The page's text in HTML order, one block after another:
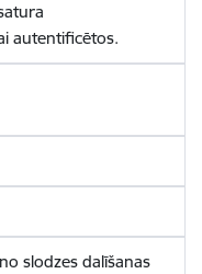
autentificētos.
slodzes dalīšanas